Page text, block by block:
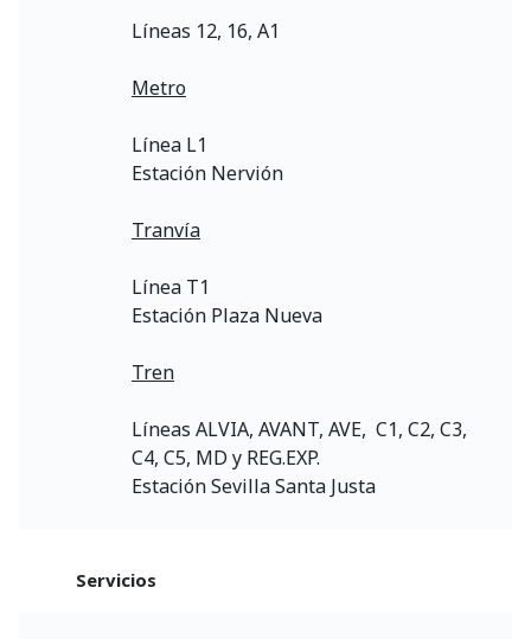
Líneas 12, 16, A1
Metro
Línea L1
Estación Nervión
Tranvía
Línea T1
Estación Plaza Nueva
Tren
Líneas ALVIA, AVANT, AVE, C1, C2, C3,
C4, C5, MD y REG.EXP.
Estación Sevilla Santa Justa
Servicios